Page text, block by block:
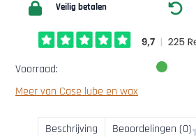
Veilig betalen
Voorraad:
Meer van Case lube en wax
Beschrijving Beoordelingen (0)